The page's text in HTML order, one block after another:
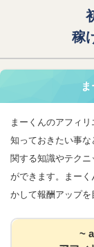
稼
まーくんのアフィ
知っておきたい事
関する知識やテク
ができます。まー
かして報酬アップを
~